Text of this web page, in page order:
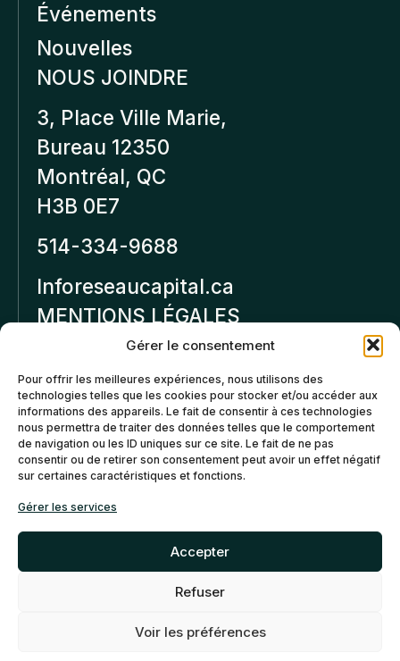
Gérer le consentement
Pour offrir les meilleures expériences, nous utilisons des
technologies telles que les cookies pour stocker et/ou accéder aux
informations des appareils. Le fait de consentir à ces technologies
nous permettra de traiter des données telles que le comportement
de navigation ou les ID uniques sur ce site. Le fait de ne pas
consentir ou de retirer son consentement peut avoir un effet négatif
sur certaines caractéristiques et fonctions.
Gérer les services
Accepter
Refuser
Voir les préférences
Événements
Nouvelles
NOUS JOINDRE
3, Place Ville Marie,
Bureau 12350
Montréal, QC
H3B 0E7
514-334-9688
Inforeseaucapital.ca
MENTIONS LÉGALES
Politique de
confidentialité
Politiques d’annulation et
de remboursement
Politique de cookies (CA)
©2026 Réseau Capital. Tous
droits reservés -
My Little
- Agence web